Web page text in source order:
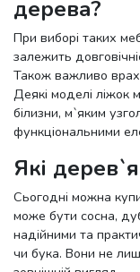
дерева?
При виборі таких
залежить
Також важливо
Деякі моделі
білизни, м`яким
функціональними
Які
Сьогодні можна
може бути сосна,
надійними та
чи бука. Вони не